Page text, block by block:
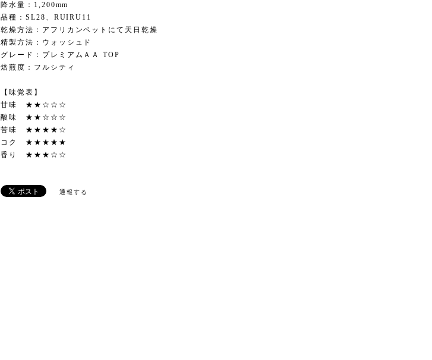
降水量：1,200mm
品種：SL28、RUIRU11
乾燥方法：アフリカンベットにて天日乾燥
精製方法：ウォッシュド
グレード：プレミアムＡＡ TOP
焙煎度：フルシティ
【味覚表】
甘味 ★★☆☆☆
酸味 ★★☆☆☆
苦味 ★★★★☆
コク ★★★★★
香り ★★★☆☆
通報する